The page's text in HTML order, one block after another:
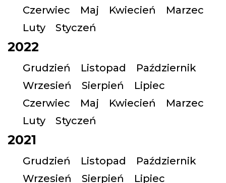
Czerwiec Maj Kwiecień
Marzec
Luty
Styczeń
2022
Grudzień Listopad
Październik
Wrzesień
Sierpień
Lipiec
Czerwiec
Maj Kwiecień
Marzec
Luty
Styczeń
2021
Grudzień Listopad
Październik
Wrzesień
Sierpień
Lipiec